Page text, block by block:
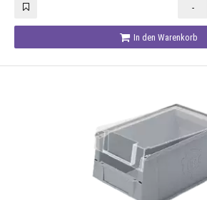
-
In den Warenkorb